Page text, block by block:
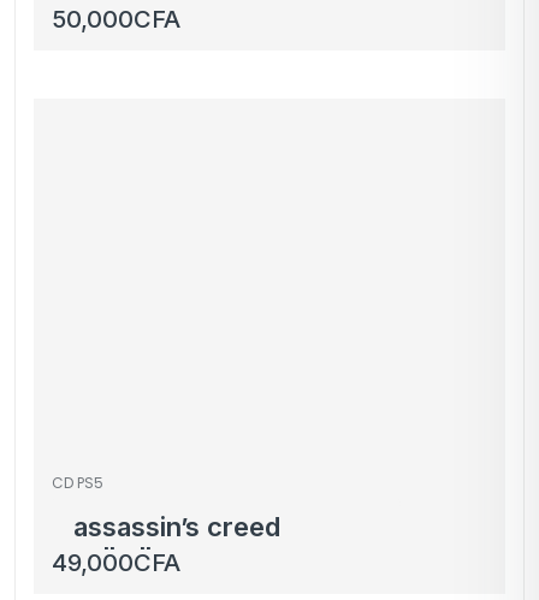
50,000CFA
CD PS5
assassin’s creed
valhalla
49,000CFA